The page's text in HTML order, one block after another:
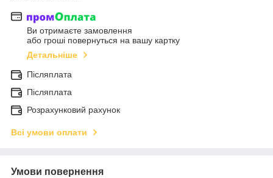
Ви отримаєте замовлення
або гроші повернуться на вашу картку
Детальніше
Післяплата
Післяплата
Розрахунковий рахунок
Всі умови оплати
Умови повернення